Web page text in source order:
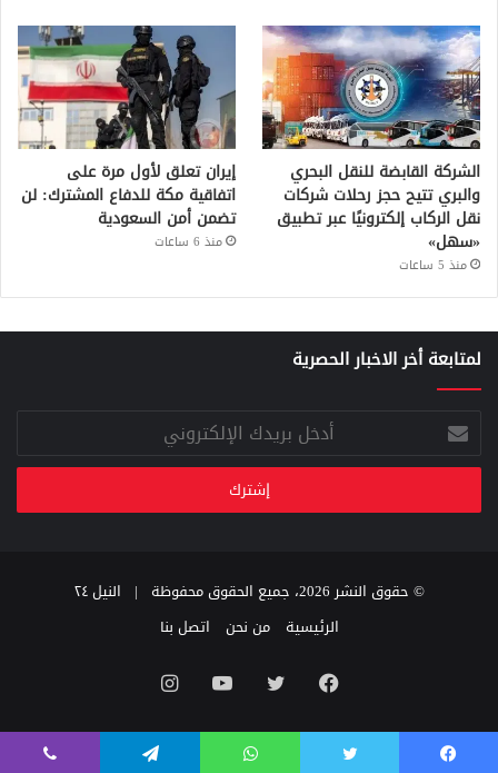
الشركة القابضة للنقل البحري
والبري تتيح حجز رحلات شركات
نقل الركاب إلكترونيًا عبر تطبيق
«سهل»
منذ 5 ساعات
إيران تعلق لأول مرة على
اتفاقية مكة للدفاع المشترك: لن
تضمن أمن السعودية
منذ 6 ساعات
لمتابعة أخر الاخبار الحصرية
أدخل
بريدك
الإلكتروني
© حقوق النشر 2026، جميع الحقوق محفوظة |
النيل ٢٤
الرئيسية
من نحن اتصل بنا
فيسبوك تويتر يوتيوب